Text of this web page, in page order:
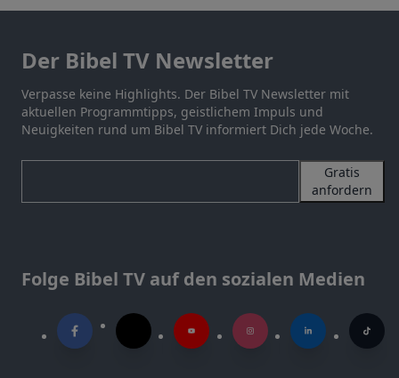
Der Bibel TV Newsletter
Verpasse keine Highlights. Der Bibel TV Newsletter mit
aktuellen Programmtipps, geistlichem Impuls und
Neuigkeiten rund um Bibel TV informiert Dich jede Woche.
Gratis
anfordern
Folge Bibel TV auf den sozialen Medien